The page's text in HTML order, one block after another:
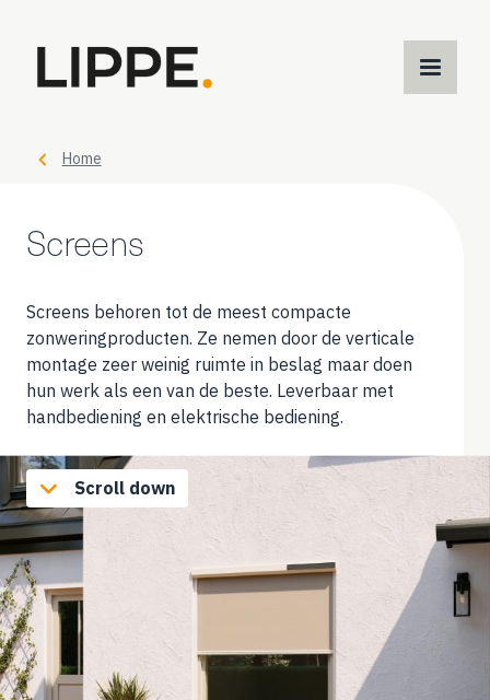
Home
Screens
Screens behoren tot de meest compacte
zonweringproducten. Ze nemen door de verticale
montage zeer weinig ruimte in beslag maar doen
hun werk als een van de beste. Leverbaar met
handbediening en elektrische bediening.
Scroll down